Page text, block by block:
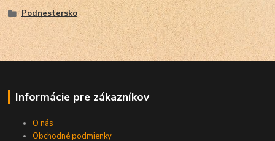
Podnestersko
Informácie pre zákazníkov
O nás
Obchodné podmienky